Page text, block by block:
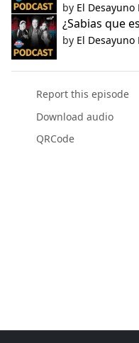
by El Desayuno
¿Sabias que
by El Desayuno
Report this episode
Download audio
QRCode